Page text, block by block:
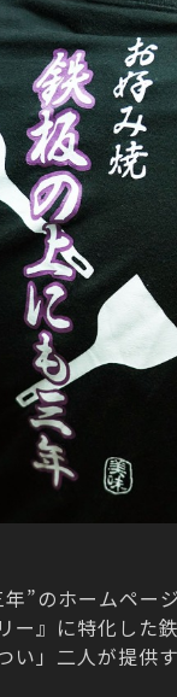
”のホームペー
ー』に特化した
い」二人が提